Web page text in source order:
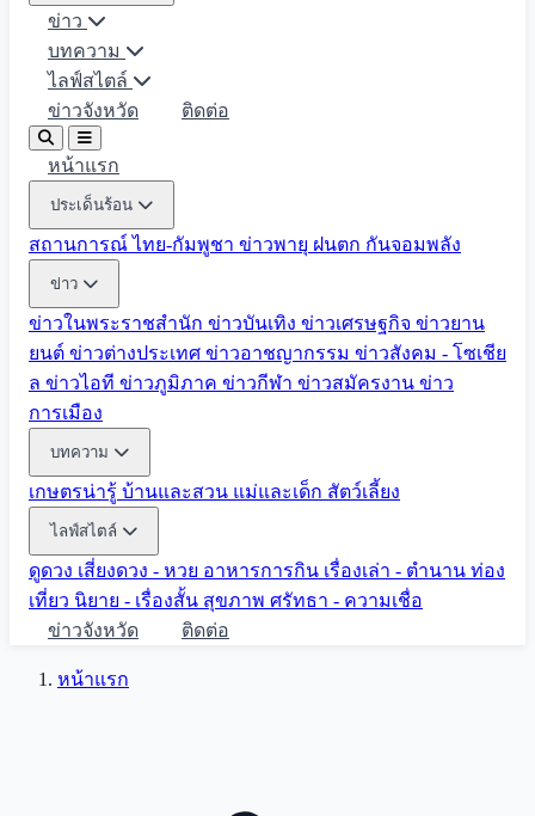
ข่าว
บทความ
ไลฟ์สไตล์
ข่าวจังหวัด
ติดต่อ
หน้าแรก
ประเด็นร้อน
สถานการณ์ ไทย-กัมพูชา ข่าวพายุ ฝนตก กันจอมพลัง
ข่าว
ข่าวในพระราชสำนัก ข่าวบันเทิง ข่าวเศรษฐกิจ ข่าวยาน
ยนต์ ข่าวต่างประเทศ ข่าวอาชญากรรม ข่าวสังคม - โซเชีย
ล ข่าวไอที ข่าวภูมิภาค ข่าวกีฬา ข่าวสมัครงาน ข่าว
การเมือง
บทความ
เกษตรน่ารู้ บ้านและสวน แม่และเด็ก สัตว์เลี้ยง
ไลฟ์สไตล์
ดูดวง เสี่ยงดวง - หวย อาหารการกิน เรื่องเล่า - ตำนาน ท่อง
เที่ยว นิยาย - เรื่องสั้น สุขภาพ ศรัทธา - ความเชื่อ
ข่าวจังหวัด
ติดต่อ
หน้าแรก